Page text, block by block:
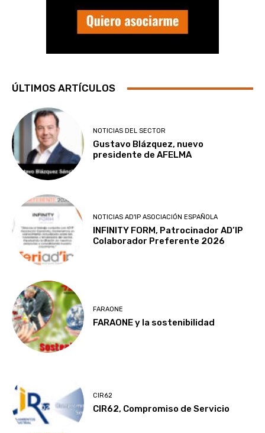
ÚLTIMOS ARTÍCULOS
NOTICIAS DEL SECTOR
Gustavo Blázquez, nuevo
presidente de AFELMA
NOTICIAS AD'IP ASOCIACIÓN ESPAÑOLA
INFINITY FORM, Patrocinador AD’IP
Colaborador Preferente 2026
FARAONE
FARAONE y la sostenibilidad
CIR62
CIR62, Compromiso de Servicio